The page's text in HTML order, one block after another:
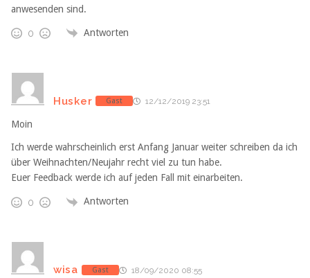
anwesenden sind.
0 Antworten
Husker Gast 12/12/2019 23:51
Moin
Ich werde wahrscheinlich erst Anfang Januar weiter schreiben da ich
über Weihnachten/Neujahr recht viel zu tun habe.
Euer Feedback werde ich auf jeden Fall mit einarbeiten.
0 Antworten
wisa Gast 18/09/2020 08:55